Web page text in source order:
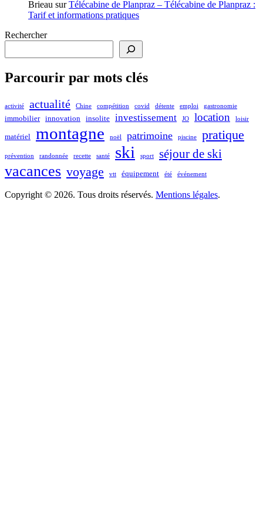
Brieau surTélécabine de Planpraz – Télécabine de Planpraz :
Tarif et informations pratiques
Rechercher
Parcourir par mots clés
activité actualité Chine compétition covid détente emploi gastronomie
immobilier innovation insolite investissement JO location loisir
matériel montagne noël patrimoine piscine pratique
prévention randonnée recette santé ski sport séjour de ski
vacances voyage vtt équipement été événement
Copyright © 2026. Tous droits réservés. Mentions légales.